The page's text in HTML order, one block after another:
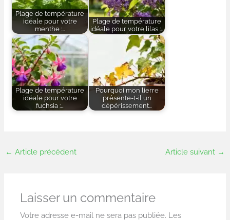
Plage de température
idéale pour votre
menthe :…
Plage de température
idéale pour votre lilas :…
Plage de température
idéale pour votre
fuchsia :…
Pourquoi mon lierre
présente-t-il un
dépérissement…
← Article précédent Article suivant →
Laisser un commentaire
Votre adresse e-mail ne sera pas publiée. Les